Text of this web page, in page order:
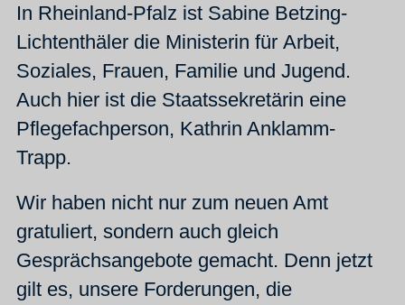
In Rheinland-Pfalz ist Sabine Betzing-
Lichtenthäler die Ministerin für Arbeit,
Soziales, Frauen, Familie und Jugend.
Auch hier ist die Staatssekretärin eine
Pflegefachperson, Kathrin Anklamm-
Trapp.
Wir haben nicht nur zum neuen Amt
gratuliert, sondern auch gleich
Gesprächsangebote gemacht. Denn jetzt
gilt es, unsere Forderungen, die